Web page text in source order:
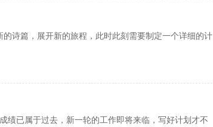
诗篇，展开新的旅程，此时此刻需要制定一个详细的计
绩已属于过去，新一轮的工作即将来临，写好计划才不